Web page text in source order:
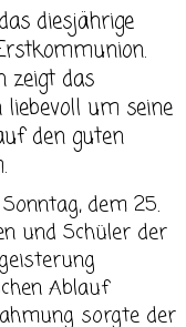
diesjährige
zeigt das
um seine
den guten
dem 25.
und Schüler der
Ablauf
sorgte der